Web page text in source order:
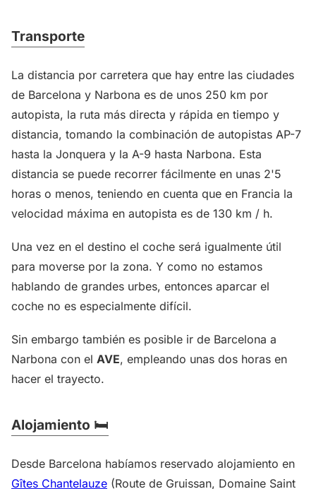
Transporte
La distancia por carretera que hay entre las ciudades
de Barcelona y Narbona es de unos 250 km por
autopista, la ruta más directa y rápida en tiempo y
distancia, tomando la combinación de autopistas AP-7
hasta la Jonquera y la A-9 hasta Narbona. Esta
distancia se puede recorrer fácilmente en unas 2'5
horas o menos, teniendo en cuenta que en Francia la
velocidad máxima en autopista es de 130 km / h.
Una vez en el destino el coche será igualmente útil
para moverse por la zona. Y como no estamos
hablando de grandes urbes, entonces aparcar el
coche no es especialmente difícil.
Sin embargo también es posible ir de Barcelona a
Narbona con el AVE, empleando unas dos horas en
hacer el trayecto.
Alojamiento 🛏️
Desde Barcelona habíamos reservado alojamiento en
Gîtes Chantelauze (Route de Gruissan, Domaine Saint